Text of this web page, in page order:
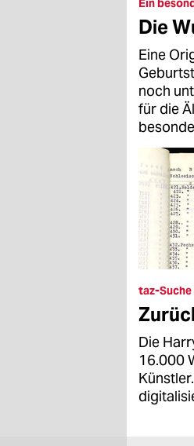
epaper
Ein
Die
Eine
noch
für die
taz-
Die
16.000